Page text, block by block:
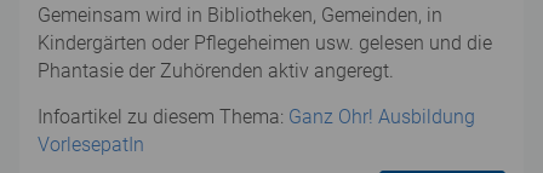
Gemeinsam wird in Bibliotheken, Gemeinden, in
Kindergärten oder Pflegeheimen usw. gelesen und die
Phantasie der Zuhörenden aktiv angeregt.
Infoartikel zu diesem Thema: Ganz Ohr! Ausbildung
VorlesepatIn